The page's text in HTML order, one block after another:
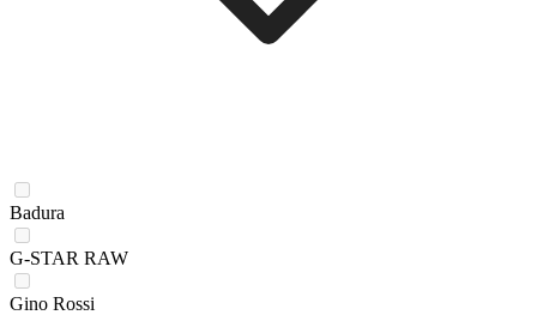
Badura
G-STAR RAW
Gino Rossi